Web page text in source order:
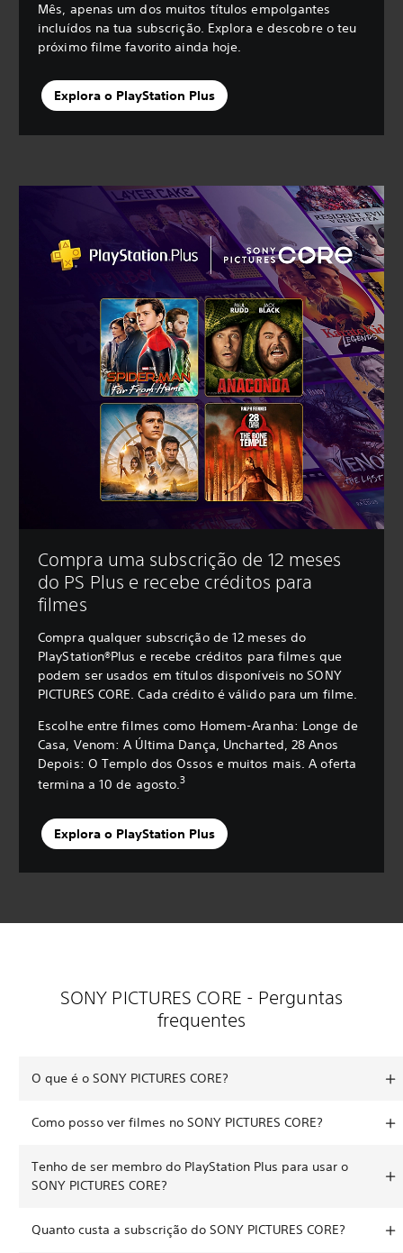
Mês, apenas um dos muitos títulos empolgantes
incluídos na tua subscrição. Explora e descobre o teu
próximo filme favorito ainda hoje.
Explora o PlayStation Plus
Compra uma subscrição de 12 meses
do PS Plus e recebe créditos para
filmes
Compra qualquer subscrição de 12 meses do
PlayStation®Plus e recebe créditos para filmes que
podem ser usados em títulos disponíveis no SONY
PICTURES CORE. Cada crédito é válido para um filme.
Escolhe entre filmes como Homem-Aranha: Longe de
Casa, Venom: A Última Dança, Uncharted, 28 Anos
Depois: O Templo dos Ossos e muitos mais. A oferta
termina a 10 de agosto.3
Explora o PlayStation Plus
SONY PICTURES CORE - Perguntas
frequentes
O que é o SONY PICTURES CORE?
Como posso ver filmes no SONY PICTURES CORE?
Tenho de ser membro do PlayStation Plus para usar o
SONY PICTURES CORE?
Quanto custa a subscrição do SONY PICTURES CORE?